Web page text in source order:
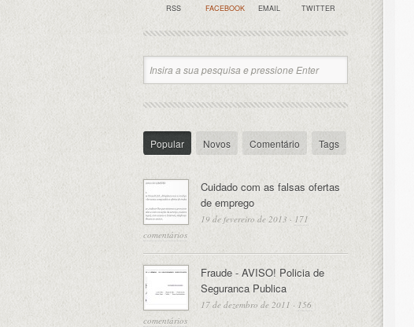
RSS FACEBOOK EMAIL TWITTER
Popular Novos Comentário Tags
Cuidado com as falsas ofertas
de emprego
19 de fevereiro de 2013 · 171
comentários
Fraude - AVISO! Policia de
Seguranca Publica
17 de dezembro de 2011 · 156
comentários